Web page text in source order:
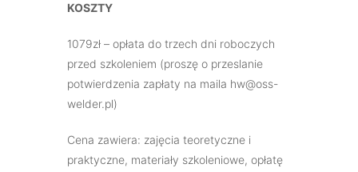
KOSZTY
1079zł – opłata do trzech dni roboczych
przed szkoleniem (proszę o przeslanie
potwierdzenia zapłaty na maila hw@oss-
welder.pl)
Cena zawiera: zajęcia teoretyczne i
praktyczne, materiały szkoleniowe, opłatę